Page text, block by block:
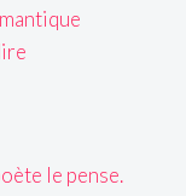
le pense.